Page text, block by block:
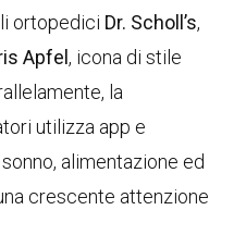
ortopedici Dr. Scholl’s,
Apfel, icona di stile
la
utilizza app e
alimentazione ed
crescente attenzione